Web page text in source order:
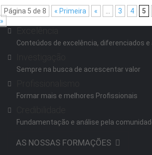
Página 5 de 8 « Primeira « 3 4 5
»
Conteúdos de excelência, diferenciados
Sempre na busca de acrescentar valor
Formar mais e melhores Profissionais
Fundamentação e análise pela
AS NOSSAS FORMAÇÕES